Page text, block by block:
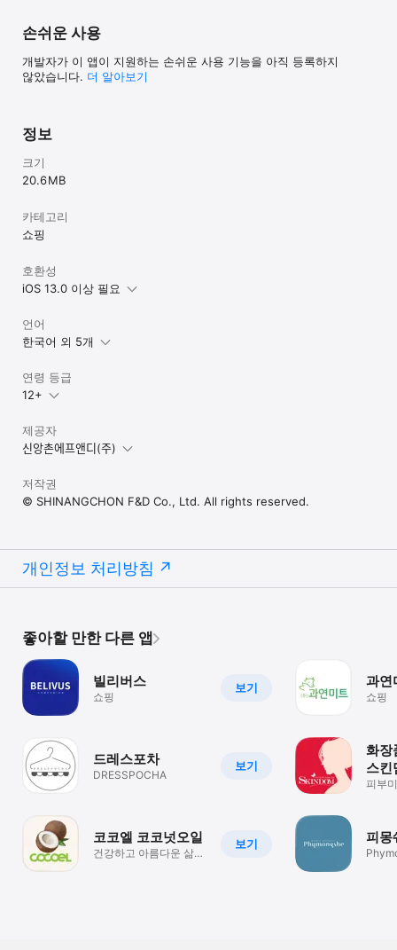
손쉬운 사용
개발자가 이 앱이 지원하는 손쉬운 사용 기능을 아직 등록하지
않았습니다. 더 알아보기
정보
크기
20.6 MB
카테고리
쇼핑
호환성
iOS 13.0 이상 필요
언어
한국어 외 5개
연령 등급
12+
제공자
신앙촌에프앤디(주)
저작권
© SHINANGCHON F&D Co., Ltd. All rights reserved.
개인정보 처리방침
좋아할 만한 다른 앱
보기
빌리버스
쇼핑
보기
드레스포차
DRESSPOCHA
보기
코코엘 코코넛오일
건강하고 아름다운 삶을
과연
쇼핑
화장
스킨
피부
피몽